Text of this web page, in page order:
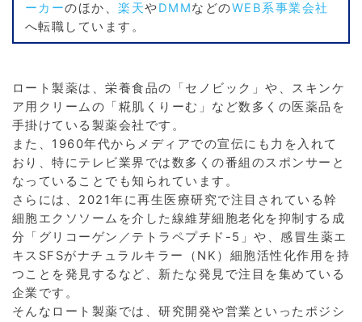
ーカーのほか、楽天やDMMなどのWEB系事業会社
へ転職しています。
ロート製薬は、栄養食品の「セノビック」や、スキンケ
ア用クリームの「糀肌くりーむ」など数多くの医薬品を
手掛けている製薬会社です。
また、1960年代からメディアでの宣伝にも力を入れて
おり、特にテレビ業界では数多くの番組のスポンサーと
なっていることでも知られています。
さらには、2021年に再生医療研究で注目されている幹
細胞エクソソームを介した線維芽細胞老化を抑制する成
分「グリコーゲン／テトラペプチド-5」や、感冒生薬エ
キスSFSがナチュラルキラー（NK）細胞活性化作用を持
つことを発見するなど、新たな発見で注目を集めている
企業です。
そんなロート製薬では、研究開発や営業といったポジシ